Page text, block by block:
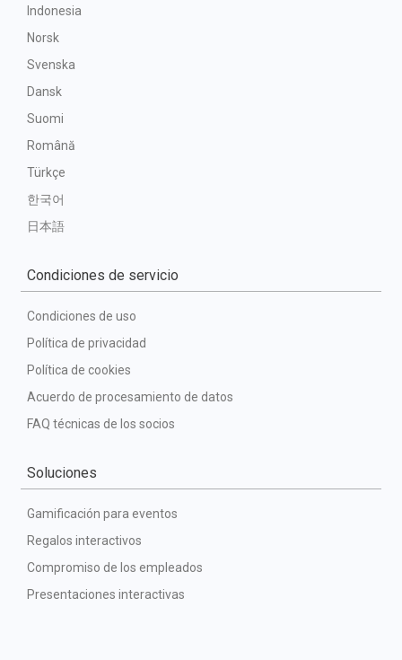
Indonesia
Norsk
Svenska
Dansk
Suomi
Română
Türkçe
한국어
日本語
Condiciones de servicio
Condiciones de uso
Política de privacidad
Política de cookies
Acuerdo de procesamiento de datos
FAQ técnicas de los socios
Soluciones
Gamificación para eventos
Regalos interactivos
Compromiso de los empleados
Presentaciones interactivas